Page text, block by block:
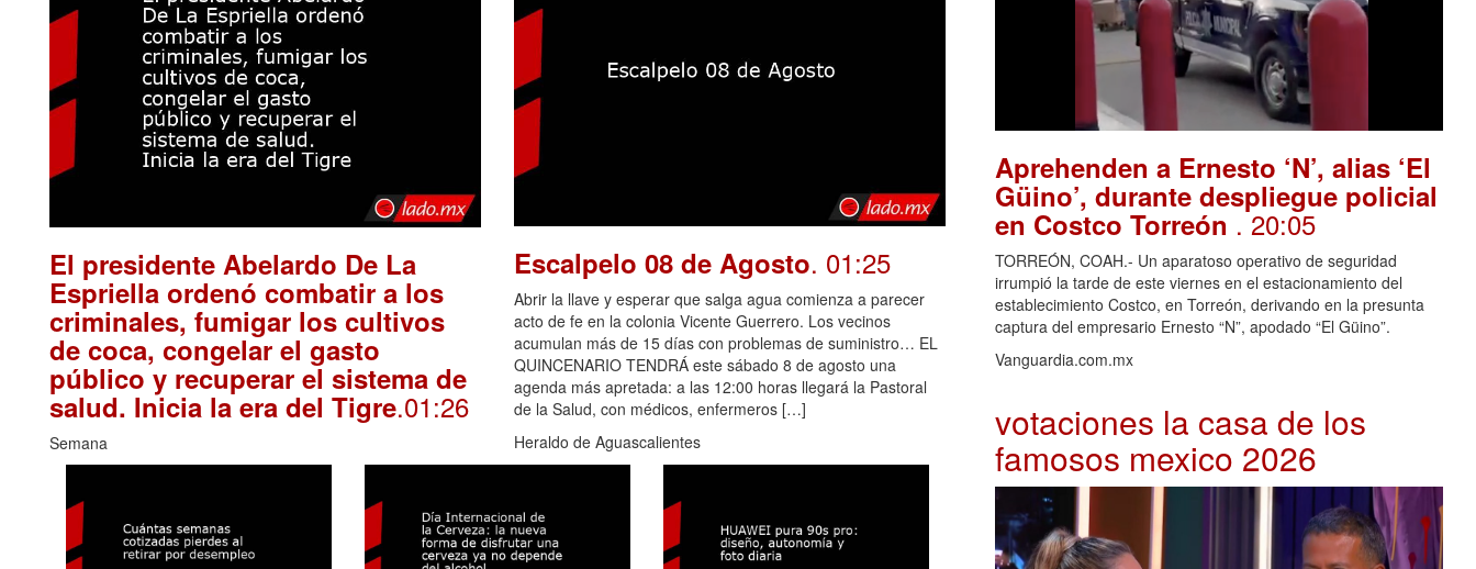
El presidente Abelardo De La
Espriella ordenó combatir a los
criminales, fumigar los cultivos
de coca, congelar el gasto
público y recuperar el sistema de
salud. Inicia la era del Tigre.01:26
Semana
Escalpelo 08 de Agosto. 01:25
Abrir la llave y esperar que salga agua comienza a parecer
acto de fe en la colonia Vicente Guerrero. Los vecinos
acumulan más de 15 días con problemas de suministro… EL
QUINCENARIO TENDRÁ este sábado 8 de agosto una
agenda más apretada: a las 12:00 horas llegará la Pastoral
de la Salud, con médicos, enfermeros […]
Heraldo de Aguascalientes
Aprehenden a Ernesto ‘N’, alias ‘El
Güino’, durante despliegue policial
en Costco Torreón . 20:05
TORREÓN, COAH.- Un aparatoso operativo de seguridad
irrumpió la tarde de este viernes en el estacionamiento del
establecimiento Costco, en Torreón, derivando en la presunta
captura del empresario Ernesto “N”, apodado “El Güino”.
Vanguardia.com.mx
votaciones la casa de los
famosos mexico 2026